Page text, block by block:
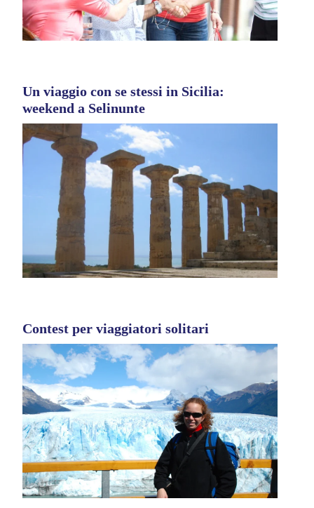
Un viaggio con se stessi in Sicilia:
weekend a Selinunte
Contest per viaggiatori solitari